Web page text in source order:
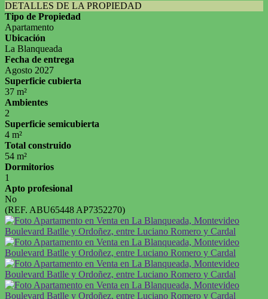
DETALLES DE LA PROPIEDAD
Tipo de Propiedad
Apartamento
Ubicación
La Blanqueada
Fecha de entrega
Agosto 2027
Superficie cubierta
37 m²
Ambientes
2
Superficie semicubierta
4 m²
Total construido
54 m²
Dormitorios
1
Apto profesional
No
(REF. ABU65448 AP7352270)